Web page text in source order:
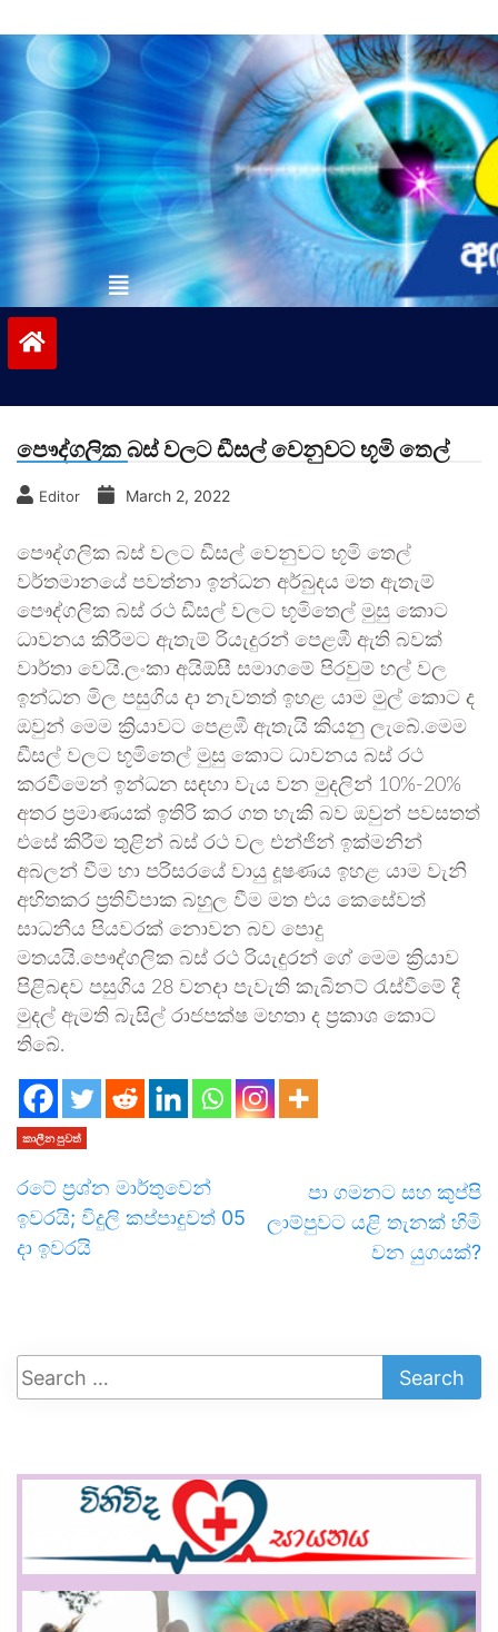
to
contentvinivida.lk
පෞද්ගලික බස් වලට ඩීසල් වෙනුවට භූමි තෙල්
Editor March 2, 2022
පෞද්ගලික බස් වලට ඩීසල් වෙනුවට භූමි තෙල්
වර්තමානයේ පවත්නා ඉන්ධන අර්බුදය මත ඇතැම්
පෞද්ගලික බස් රථ ඩීසල් වලට භූමිතෙල් මුසු කොට
ධාවනය කිරීමට ඇතැම් රියැදුරන් පෙළඹී ඇති බවක්
වාර්තා වෙයි.ලංකා අයිඕසී සමාගමේ පිරවුම් හල් වල
ඉන්ධන මිල පසුගිය දා නැවතත් ඉහළ යාම මුල් කොට ද
ඔවුන් මෙම ක්‍රියාවට පෙළඹී ඇතැයි කියනු ලැබේ.මෙම
ඩීසල් වලට භූමිතෙල් මුසු කොට ධාවනය බස් රථ
කරවීමෙන් ඉන්ධන සඳහා වැය වන මුදලින් 10%-20%
අතර ප්‍රමාණයක් ඉතිරි කර ගත හැකි බව ඔවුන් පවසතත්
එසේ කිරීම තුළින් බස් රථ වල එන්ජින් ඉක්මනින්
අබලන් වීම හා පරිසරයේ වායු දූෂණය ඉහළ යාම වැනි
අහිතකර ප්‍රතිවිපාක බහුල වීම මත එය කෙසේවත්
සාධනීය පියවරක් නොවන බව පොදු
මතයයි.පෞද්ගලික බස් රථ රියැදුරන් ගේ මෙම ක්‍රියාව
පිළිබඳව පසුගිය 28 වනදා පැවැති කැබිනට් රැස්වීමේ දී
මුදල් ඇමති බැසිල් රාජපක්ෂ මහතා ද ප්‍රකාශ කොට
තිබේ.
කාලීන පුවත්
රටේ ප්‍රශ්න මාර්තුවෙන්
ඉවරයි; විදුලි කප්පාදුවත් 05
දා ඉවරයි
පා ගමනට සහ කුප්පි
ලාම්පුවට යළි තැනක් හිමි
වන යුගයක්?